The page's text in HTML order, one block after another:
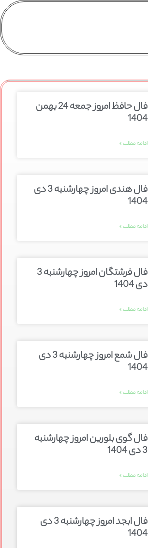
فال حافظ امروز جمعه 24 بهمن
1404
ادامه مطلب »
فال هندی امروز چهارشنبه 3 دی
1404
ادامه مطلب »
فال فرشتگان امروز چهارشنبه 3
دی 1404
ادامه مطلب »
فال شمع امروز چهارشنبه 3 دی
1404
ادامه مطلب »
فال گوی بلورین امروز چهارشنبه
3 دی 1404
ادامه مطلب »
فال ابجد امروز چهارشنبه 3 دی
1404